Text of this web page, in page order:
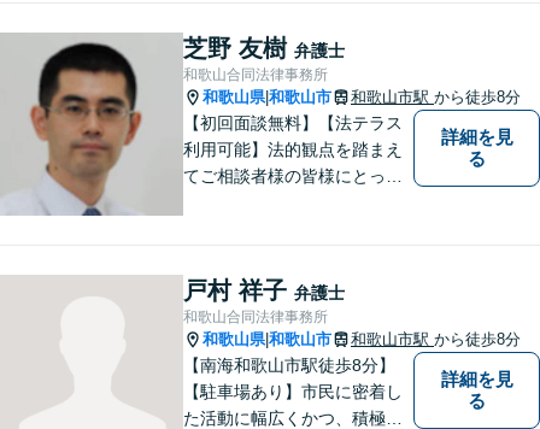
な解決策を提案させていただ
きます。
芝野 友樹 弁護士
和歌山合同法律事務所
和歌山県|和歌山市 和歌山市駅 から徒歩8分
【初回面談無料】【法テラス
利用可能】法的観点を踏まえ
てご相談者様の皆様にとって
【当日／夜間／応相談】お悩
み事がございましたら、お気
軽にご相談下さい。
詳細を見
る
戸村 祥子 弁護士
和歌山合同法律事務所
和歌山県|和歌山市 和歌山市駅 から徒歩8分
【南海和歌山市駅徒歩8分】
【駐車場あり】市民に密着し
た活動に幅広くかつ、積極的
詳細を見
る